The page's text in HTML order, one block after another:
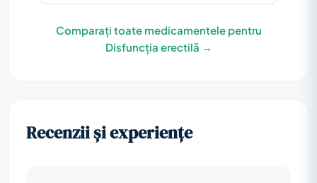
Comparați toate medicamentele pentru
Disfuncția erectilă →
Recenzii și experiențe